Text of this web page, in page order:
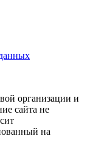
организации и
сайта не
на